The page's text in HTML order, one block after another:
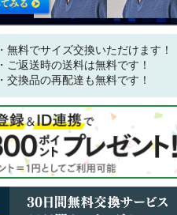
・無料でサイズ交換いただけます！
・ご返送時の送料は無料です！
・交換品の再配達も無料です！